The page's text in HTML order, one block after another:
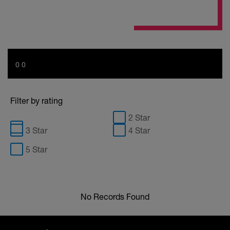
0 0
Filter by rating
2 Star
3 Star
4 Star
5 Star
No Records Found